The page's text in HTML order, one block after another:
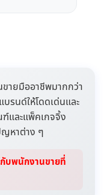
ายมืออาชีพมากกว่า
รนด์ให้โดดเด่นและ
และแพ็คเกจจิ้ง
หาต่าง ๆ
บพนักงานขายที่